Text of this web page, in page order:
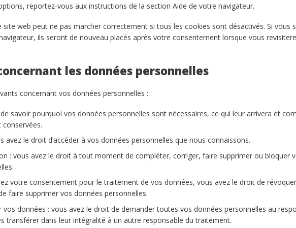
reportez-vous aux instructions de la section Aide de votre navigateur.
site web peut ne pas marcher correctement si tous les cookies sont désactivés. Si vous
ils seront de nouveau placés après votre consentement lorsque vous
les données personnelles
concernant vos données personnelles :
savoir pourquoi vos données personnelles sont nécessaires, ce qui leur arrivera et
avez le droit d’accéder à vos données personnelles que nous connaissons.
: vous avez le droit à tout moment de compléter, corriger, faire supprimer ou bloquer
votre consentement pour le traitement de vos données, vous avez le droit de
faire supprimer vos données personnelles.
données : vous avez le droit de demander toutes vos données personnelles au
transférer dans leur intégralité à un autre responsable du traitement.